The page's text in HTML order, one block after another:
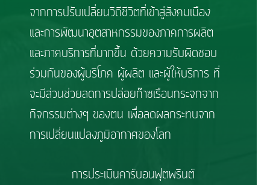
จากการปรับเปลี่ยนวิถีชีวิตที่เข้าสู่สังคมเมือง
และการพัฒนาอุตสาหกรรมของภาคการผลิต
และภาคบริการที่มากขึ้น ด้วยความรับผิดชอบ
ร่วมกันของผู้บริโภค ผู้ผลิต และผู้ให้บริการ ที่
จะมีส่วนช่วยลดการปล่อยก๊าซเรือนกระจกจาก
กิจกรรมต่างๆ ของตน เพื่อลดผลกระทบจาก
การเปลี่ยนแปลงภูมิอากาศของโลก
การประเมินคาร์บอนฟุตพรินต์